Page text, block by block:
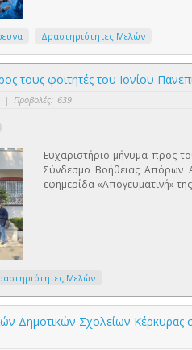
Δραστηριότητες Μελών
τους φοιτητές του Ιονίου
| Προβολές: 639
Ευχαριστήριο μήνυμα προς
Σύνδεσμο Βοήθειας Απόρων
εφημερίδα «Απογευματινή»
Μελών
Δημοτικών Σχολείων Κέρκυρας